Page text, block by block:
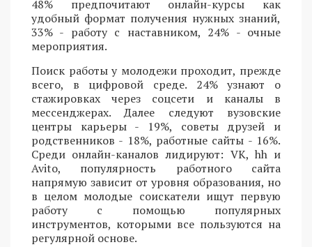
48% предпочитают онлайн-курсы как
удобный формат получения нужных знаний,
33% - работу с наставником, 24% - очные
мероприятия.
Поиск работы у молодежи проходит, прежде
всего, в цифровой среде. 24% узнают о
стажировках через соцсети и каналы в
мессенджерах. Далее следуют вузовские
центры карьеры - 19%, советы друзей и
родственников - 18%, работные сайты - 16%.
Среди онлайн-каналов лидируют: VK, hh и
Avito, популярность работного сайта
напрямую зависит от уровня образования, но
в целом молодые соискатели ищут первую
работу с помощью популярных
инструментов, которыми все пользуются на
регулярной основе.